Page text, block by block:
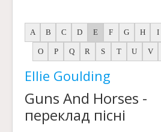
A B C D E F G H I
O P Q R S T U V
Ellie Goulding
Guns And Horses -
переклад пісні